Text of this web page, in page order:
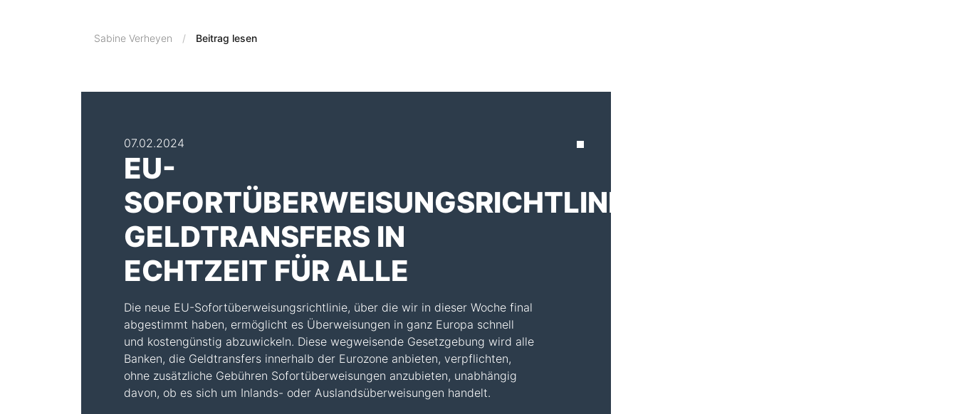
Sabine Verheyen Beitrag lesen
07.02.2024
EU-
SOFORTÜBERWEISUNGSRICHTLINIE:
GELDTRANSFERS IN
ECHTZEIT FÜR ALLE
Die neue EU-Sofortüberweisungsrichtlinie, über die wir in dieser Woche final
abgestimmt haben, ermöglicht es Überweisungen in ganz Europa schnell
und kostengünstig abzuwickeln. Diese wegweisende Gesetzgebung wird alle
Banken, die Geldtransfers innerhalb der Eurozone anbieten, verpflichten,
ohne zusätzliche Gebühren Sofortüberweisungen anzubieten, unabhängig
davon, ob es sich um Inlands- oder Auslandsüberweisungen handelt.